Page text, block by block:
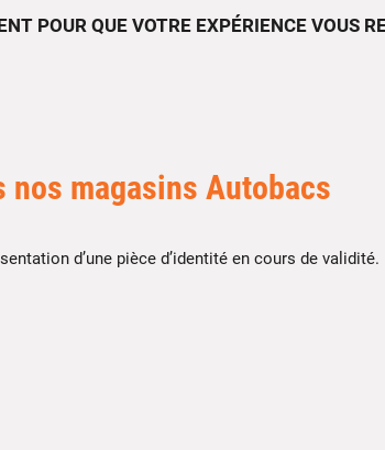
POUR QUE VOTRE EXPÉRIENCE VOUS
nos magasins Autobacs
d’une pièce d’identité en cours de validité.